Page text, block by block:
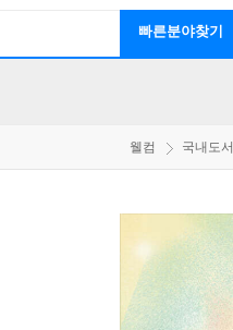
빠른분야찾기
웰컴 국내도서